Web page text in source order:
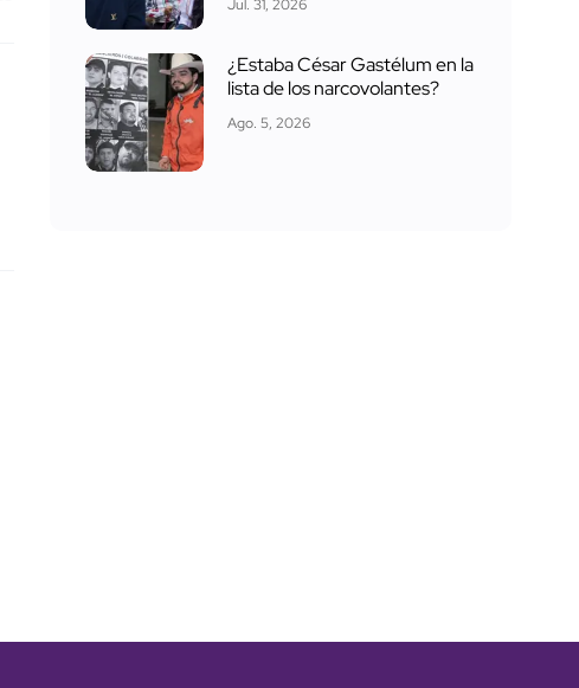
Jul. 31, 2026
¿Estaba César Gastélum en la
lista de los narcovolantes?
Ago. 5, 2026